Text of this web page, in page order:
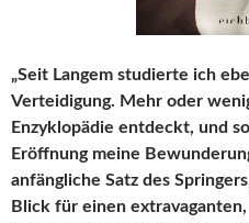
„Seit Langem studierte ich
Verteidigung. Mehr oder
Enzyklopädie entdeckt, und
Eröffnung meine
anfängliche Satz des
Blick für einen